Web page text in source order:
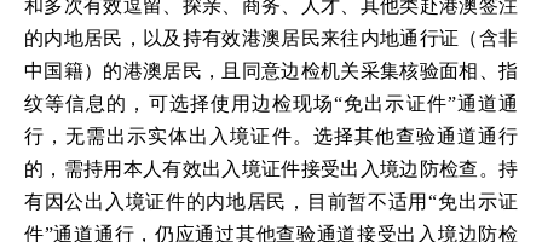
和多次有效逗留、探亲、商务、人才、其他类赴港澳签注
的内地居民，以及持有效港澳居民来往内地通行证（含非
中国籍）的港澳居民，且同意边检机关采集核验面相、指
纹等信息的，可选择使用边检现场“免出示证件”通道通
行，无需出示实体出入境证件。选择其他查验通道通行
的，需持用本人有效出入境证件接受出入境边防检查。持
有因公出入境证件的内地居民，目前暂不适用“免出示证
件”通道通行，仍应通过其他查验通道接受出入境边防检